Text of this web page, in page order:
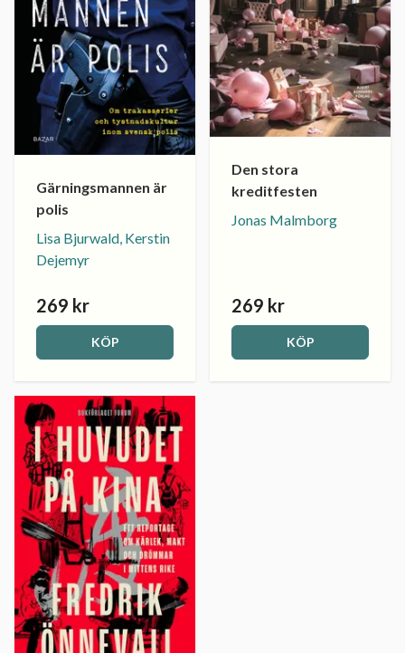
Gärningsmannen är
polis
Lisa Bjurwald, Kerstin
Dejemyr
269 kr
KÖP
Den stora
kreditfesten
Jonas Malmborg
269 kr
KÖP